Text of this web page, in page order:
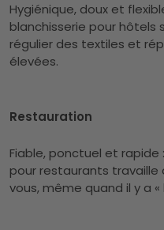
Hygiénique, doux et
blanchisserie pour hôtels
régulier des textiles et
élevées.
Restauration
Fiable, ponctuel et
pour restaurants
vous, même quand il y a «